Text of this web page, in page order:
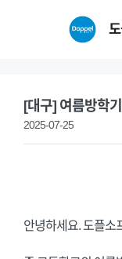
[대구] 여름방학
2025-07-25
안녕하세요. 도플소